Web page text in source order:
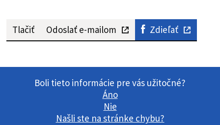
Tlačiť Odoslať e-mailom Zdieľať
Boli tieto informácie pre vás užitočné?
Áno
Nie
Našli ste na stránke chybu?